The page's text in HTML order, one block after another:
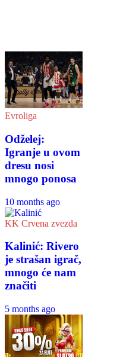
Evroliga
Odželej:
Igranje u ovom
dresu nosi
mnogo ponosa
10 months ago
KK Crvena zvezda
Kalinić: Rivero
je strašan igrač,
mnogo će nam
značiti
5 months ago